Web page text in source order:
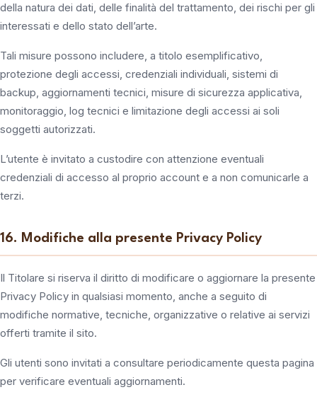
della natura dei dati, delle finalità del trattamento, dei rischi per gli
interessati e dello stato dell’arte.
Tali misure possono includere, a titolo esemplificativo,
protezione degli accessi, credenziali individuali, sistemi di
backup, aggiornamenti tecnici, misure di sicurezza applicativa,
monitoraggio, log tecnici e limitazione degli accessi ai soli
soggetti autorizzati.
L’utente è invitato a custodire con attenzione eventuali
credenziali di accesso al proprio account e a non comunicarle a
terzi.
16. Modifiche alla presente Privacy Policy
Il Titolare si riserva il diritto di modificare o aggiornare la presente
Privacy Policy in qualsiasi momento, anche a seguito di
modifiche normative, tecniche, organizzative o relative ai servizi
offerti tramite il sito.
Gli utenti sono invitati a consultare periodicamente questa pagina
per verificare eventuali aggiornamenti.